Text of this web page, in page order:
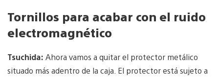
Tornillos para acabar con el ruido
electromagnético
Tsuchida: Ahora vamos a quitar el protector metálico
situado más adentro de la caja. El protector está sujeto a